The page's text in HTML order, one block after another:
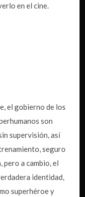
en el cine.
el gobierno de los
son
supervisión, así
seguro
pero a cambio, el
identidad,
superhéroe y